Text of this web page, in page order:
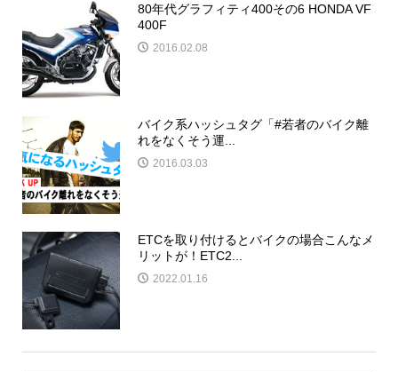
80年代グラフィティ400その6 HONDA VF
400F
2016.02.08
バイク系ハッシュタグ「#若者のバイク離
れをなくそう運...
2016.03.03
ETCを取り付けるとバイクの場合こんなメ
リットが！ETC2...
2022.01.16